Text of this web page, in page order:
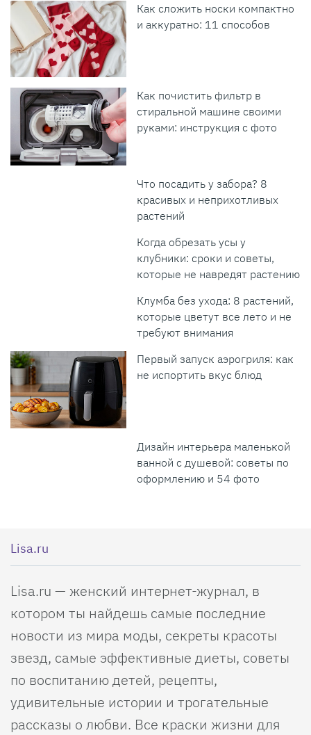
Как сложить носки компактно
и аккуратно: 11 способов
Как почистить фильтр в
стиральной машине своими
руками: инструкция с фото
Что посадить у забора? 8
красивых и неприхотливых
растений
Когда обрезать усы у
клубники: сроки и советы,
которые не навредят растению
Клумба без ухода: 8 растений,
которые цветут все лето и не
требуют внимания
Первый запуск аэрогриля: как
не испортить вкус блюд
Дизайн интерьера маленькой
ванной с душевой: советы по
оформлению и 54 фото
Lisa.ru
Lisa.ru — женский интернет-журнал, в
котором ты найдешь самые последние
новости из мира моды, секреты красоты
звезд, самые эффективные диеты, советы
по воспитанию детей, рецепты,
удивительные истории и трогательные
рассказы о любви. Все краски жизни для